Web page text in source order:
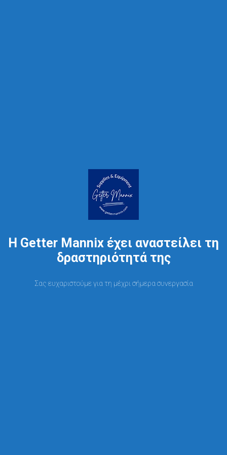
Η Getter Mannix έχει αναστείλει τη
δραστηριότητά της
Σας ευχαριστούμε για τη μέχρι σήμερα συνεργασία